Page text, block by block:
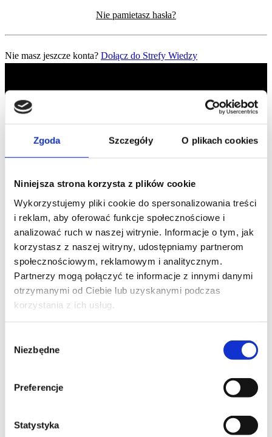
Zgoda Szczegóły O plikach cookies
Niniejsza strona korzysta z plików cookie
Wykorzystujemy pliki cookie do spersonalizowania treści
i reklam, aby oferować funkcje społecznościowe i
analizować ruch w naszej witrynie. Informacje o tym, jak
korzystasz z naszej witryny, udostępniamy partnerom
społecznościowym, reklamowym i analitycznym.
Partnerzy mogą połączyć te informacje z innymi danymi
otrzymanymi od Ciebie lub uzyskanymi podczas
korzystania z ich usług.
zgody
Niezbędne
Preferencje
Statystyka
Nie pamietasz hasła?
Nie masz jeszcze konta? Dołącz do Strefy Wiedzy
Profil facebook Czerwona
Profil instagram Czerwona
Szpilka
Profil tiktok Czerwona Szpilka
Profil youtube Czerwona
Szpilka
Kontakt
kontakt@czerwonaszpilka.pl